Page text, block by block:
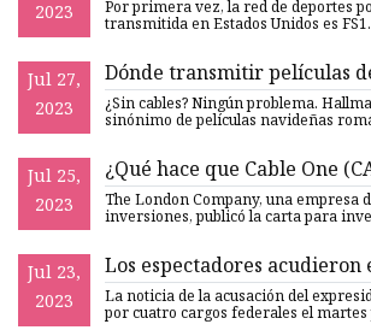
2023
Por primera vez, la red de deportes
transmitida en Estados Unidos es FS1. Según el Sports
Jul 27,
2023
Dónde transmitir películas
tiene cable
¿Sin cables? Ningún problema. Hallmark puede ser
sinónimo de películas navideñas
Jul 25,
2023
¿Qué hace que Cable One
atractiva oportunidad de
The London Company, una empresa
inversiones, publicó la carta para
Jul 23,
2023
Los espectadores acudieron
MSNBC cuando se conoció
acusación de Trump en
La noticia de la acusación del
por cuatro cargos federales el